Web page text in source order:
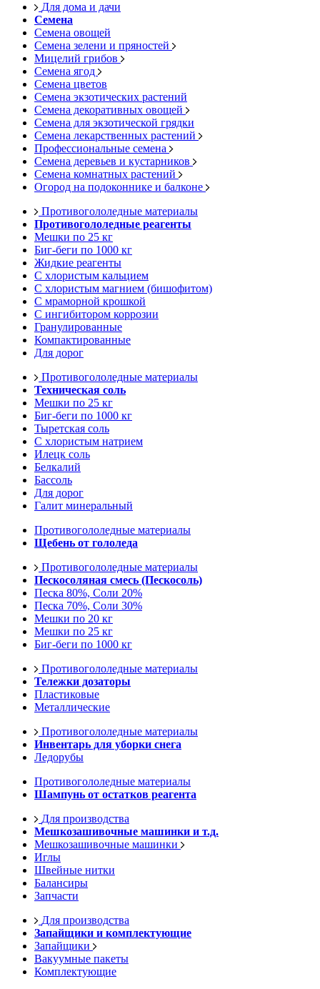
Для дома и дачи
Семена
Семена овощей
Семена зелени и пряностей
Мицелий грибов
Семена ягод
Семена цветов
Семена экзотических растений
Семена декоративных овощей
Семена для экзотической грядки
Семена лекарственных растений
Профессиональные семена
Семена деревьев и кустарников
Семена комнатных растений
Огород на подоконнике и балконе
Противогололедные материалы
Противогололедные реагенты
Мешки по 25 кг
Биг-беги по 1000 кг
Жидкие реагенты
С хлористым кальцием
С хлористым магнием (бишофитом)
С мраморной крошкой
С ингибитором коррозии
Гранулированные
Компактированные
Для дорог
Противогололедные материалы
Техническая соль
Мешки по 25 кг
Биг-беги по 1000 кг
Тыретская соль
С хлористым натрием
Илецк соль
Белкалий
Бассоль
Для дорог
Галит минеральный
Противогололедные материалы
Щебень от гололеда
Противогололедные материалы
Пескосоляная смесь (Пескосоль)
Песка 80%, Соли 20%
Песка 70%, Соли 30%
Мешки по 20 кг
Мешки по 25 кг
Биг-беги по 1000 кг
Противогололедные материалы
Тележки дозаторы
Пластиковые
Металлические
Противогололедные материалы
Инвентарь для уборки снега
Ледорубы
Противогололедные материалы
Шампунь от остатков реагента
Для производства
Мешкозашивочные машинки и т.д.
Мешкозашивочные машинки
Иглы
Швейные нитки
Балансиры
Запчасти
Для производства
Запайщики и комплектующие
Запайщики
Вакуумные пакеты
Комплектующие